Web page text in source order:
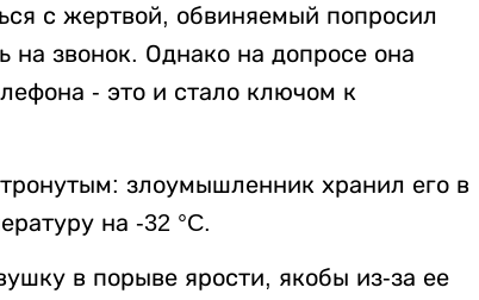
с жертвой, обвиняемый попросил
звонок. Однако на допросе она
- это и стало ключом к
злоумышленник хранил его в
на -32 °C.
в порыве ярости, якобы из-за ее